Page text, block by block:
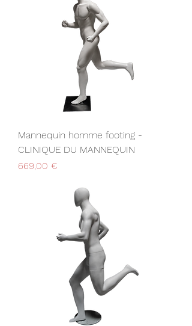
Mannequin homme footing -
CLINIQUE DU MANNEQUIN
Prix
669,00 €